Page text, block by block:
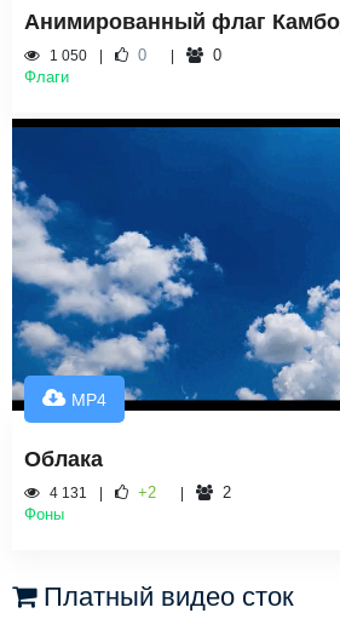
Анимированный флаг
1 050 0
0
Флаги
MP4
Облака
4 131 +2
2
Фоны
Платный видео сток